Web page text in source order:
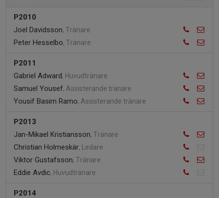
P2010
Joel Davidsson, Tränare
Peter Hesselbo, Tränare
P2011
Gabriel Adward, Huvudtränare
Samuel Yousef, Assisterande tränare
Yousif Basim Ramo, Assisterande tränare
P2013
Jan-Mikael Kristiansson, Tränare
Christian Holmeskär, Ledare
Viktor Gustafsson, Tränare
Eddie Avdic, Huvudtränare
P2014